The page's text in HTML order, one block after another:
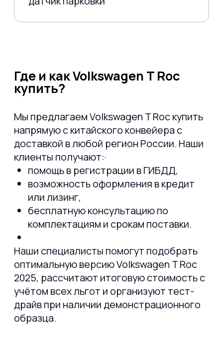
Политика конфиденциальности
Согласие на обработку персональных
данных
интернет-сайт, а также вся информация о
товарах и ценах, предоставленная на нем,
носит исключительно информационный
характер и ни при каких условиях не является
публичной офертой, определяемой
положениями Статьи 437 Гражданского
кодекса Российской Федерации
РПОО Объединение автовладельцев "Юр-
ИНН 2543187482
КПП 254301001
ИНН 2543167253
ОГРН 1222500017409
ИНН 253813438562
ОГРНИП 324253600082047
пт: 10:00-18:00
Москва:
18:00